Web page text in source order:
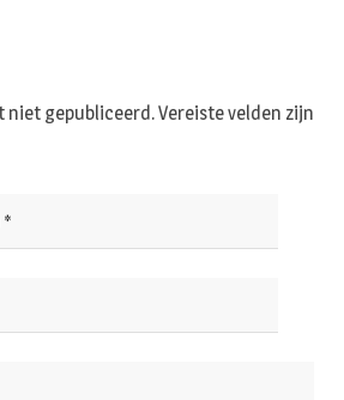
niet gepubliceerd.Vereiste velden zijn